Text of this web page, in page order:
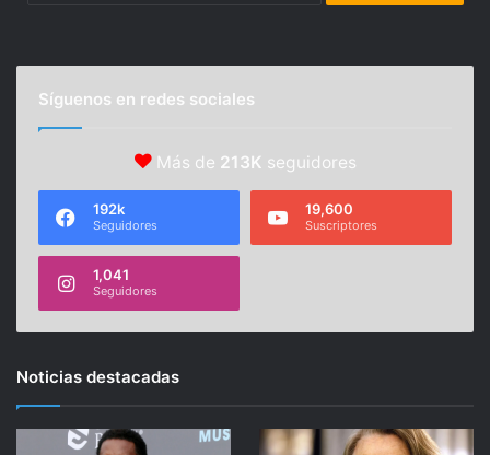
Síguenos en redes sociales
Más de 213K seguidores
192k
Seguidores
19,600
Suscriptores
1,041
Seguidores
Noticias destacadas